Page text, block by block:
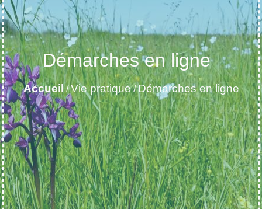
Démarches en ligne
Accueil/Vie pratique/Démarches en ligne